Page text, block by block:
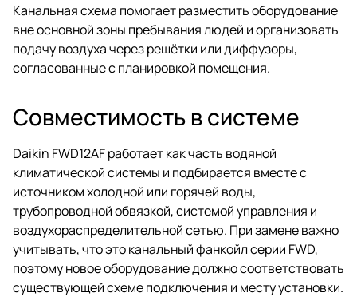
Канальная схема помогает разместить оборудование
вне основной зоны пребывания людей и организовать
подачу воздуха через решётки или диффузоры,
согласованные с планировкой помещения.
Совместимость в системе
Daikin FWD12AF работает как часть водяной
климатической системы и подбирается вместе с
источником холодной или горячей воды,
трубопроводной обвязкой, системой управления и
воздухораспределительной сетью. При замене важно
учитывать, что это канальный фанкойл серии FWD,
поэтому новое оборудование должно соответствовать
существующей схеме подключения и месту установки.